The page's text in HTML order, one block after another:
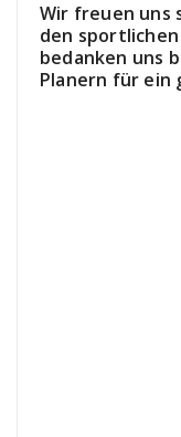
Wir freuen uns
den
bedanken uns
Planern für ein